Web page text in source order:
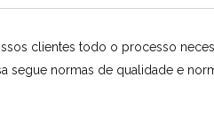
clientes todo o processo
segue normas de qualidade e